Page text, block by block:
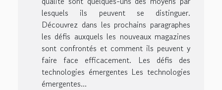
lesquels ils peuvent se distinguer.
Découvrez dans les prochains paragraphes
les défis auxquels les nouveaux magazines
sont confrontés et comment ils peuvent y
faire face efficacement. Les défis des
technologies émergentes Les technologies
émergentes...